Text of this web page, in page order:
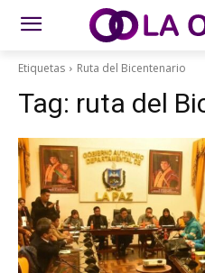
Etiquetas Ruta del Bicentenario
Tag: ruta del